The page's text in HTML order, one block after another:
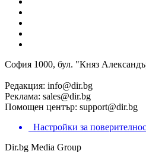
София 1000, бул. "Княз
Редакция: info@dir.bg
Реклама: sales@dir.bg
Помощен център: support@dir.bg
Настройки за
Dir.bg Media Group